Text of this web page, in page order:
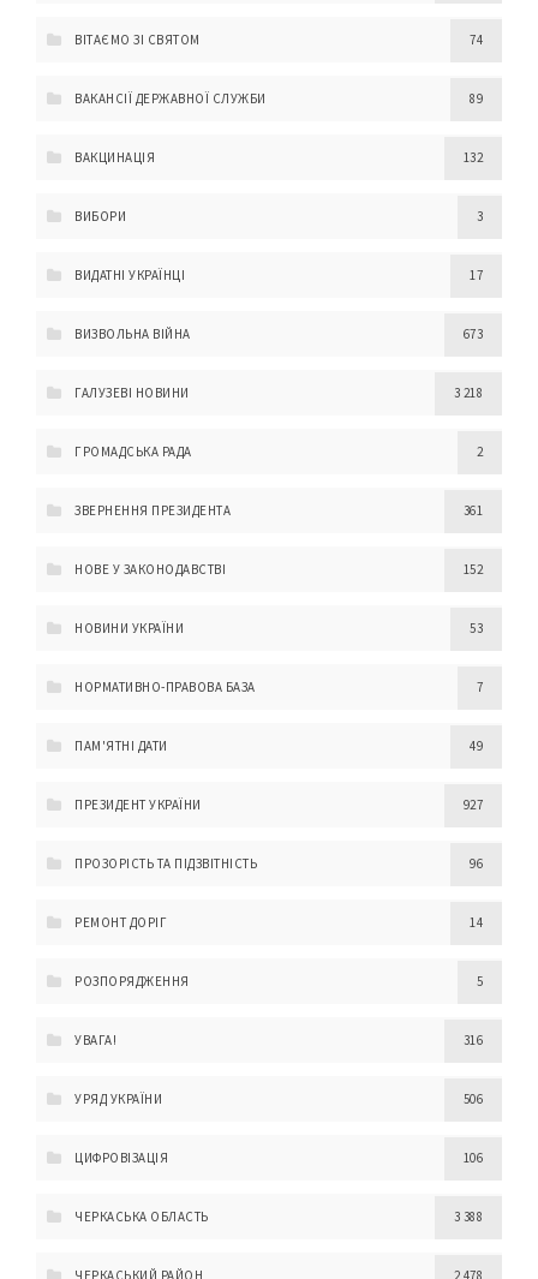
ВІТАЄМО ЗІ СВЯТОМ 74
ВАКАНСІЇ ДЕРЖАВНОЇ СЛУЖБИ 89
ВАКЦИНАЦІЯ 132
ВИБОРИ 3
ВИДАТНІ УКРАЇНЦІ 17
ВИЗВОЛЬНА ВІЙНА 673
ГАЛУЗЕВІ НОВИНИ 3 218
ГРОМАДСЬКА РАДА 2
ЗВЕРНЕННЯ ПРЕЗИДЕНТА 361
НОВЕ У ЗАКОНОДАВСТВІ 152
НОВИНИ УКРАЇНИ 53
НОРМАТИВНО-ПРАВОВА БАЗА 7
ПАМ'ЯТНІ ДАТИ 49
ПРЕЗИДЕНТ УКРАЇНИ 927
ПРОЗОРІСТЬ ТА ПІДЗВІТНІСТЬ 96
РЕМОНТ ДОРІГ 14
РОЗПОРЯДЖЕННЯ 5
УВАГА! 316
УРЯД УКРАЇНИ 506
ЦИФРОВІЗАЦІЯ 106
ЧЕРКАСЬКА ОБЛАСТЬ 3 388